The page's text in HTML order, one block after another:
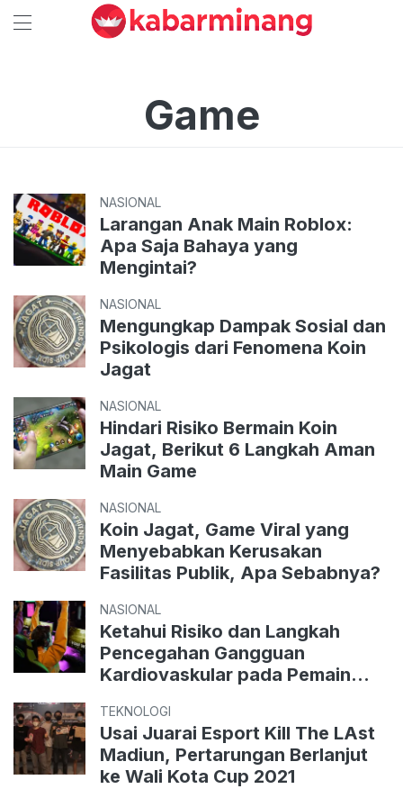
Game
NASIONAL
Larangan Anak Main Roblox:
Apa Saja Bahaya yang
Mengintai?
NASIONAL
Mengungkap Dampak Sosial dan
Psikologis dari Fenomena Koin
Jagat
NASIONAL
Hindari Risiko Bermain Koin
Jagat, Berikut 6 Langkah Aman
Main Game
NASIONAL
Koin Jagat, Game Viral yang
Menyebabkan Kerusakan
Fasilitas Publik, Apa Sebabnya?
NASIONAL
Ketahui Risiko dan Langkah
Pencegahan Gangguan
Kardiovaskular pada Pemain
TEKNOLOGI
Usai Juarai Esport Kill The LAst
Madiun, Pertarungan Berlanjut
ke Wali Kota Cup 2021